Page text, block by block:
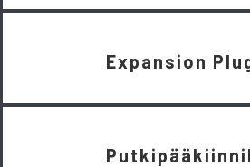
Expansion